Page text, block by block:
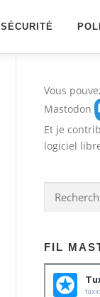
SÉCURITÉ
Vous
Mastodon
Et je
logiciel
Rechercher :
FIL